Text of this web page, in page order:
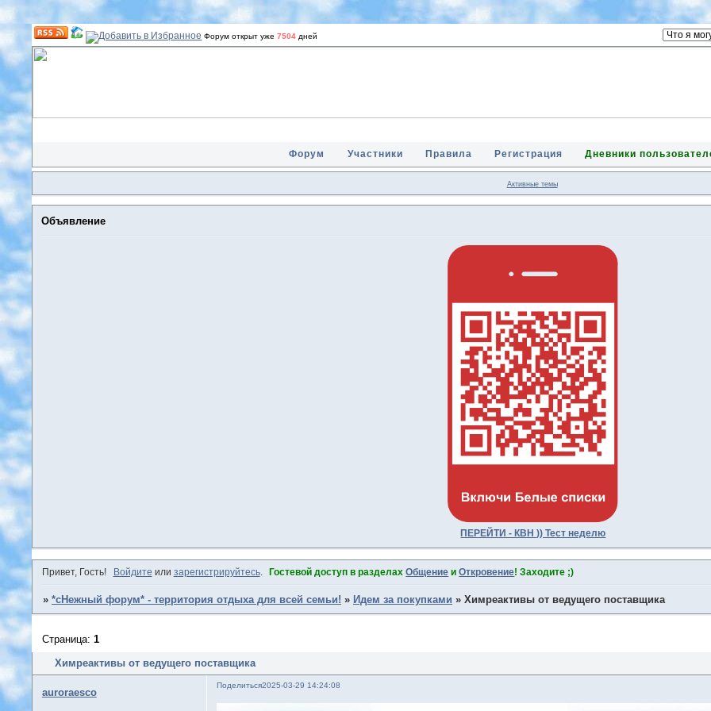
Форум открыт уже7504 дней
Форум Участники Правила Регистрация Дневники
Активные темы
Объявление
ПЕРЕЙТИ - КВН )) Тест неделю
Привет, Гость! Войдите или зарегистрируйтесь. Гостевой доступ в разделахОбщение иОткровение! Заходите ;)
» *сНежный форум* - территория отдыха для всей семьи! » Идем за покупками » Химреактивы от ведущего поставщика
Химреактивы от ведущего поставщика
Страница: 1
Поделиться2025-03-29 14:24:08
auroraesco